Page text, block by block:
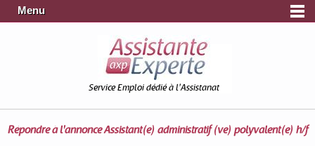
Menu
Service Emploi dédié à l'Assistanat
Répondre à l'annonceAssistant(e) administratif (ve) polyvalent(e) h/f